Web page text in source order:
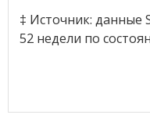
‡ Источник: данные
52 недели по